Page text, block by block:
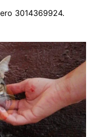
3014369924.